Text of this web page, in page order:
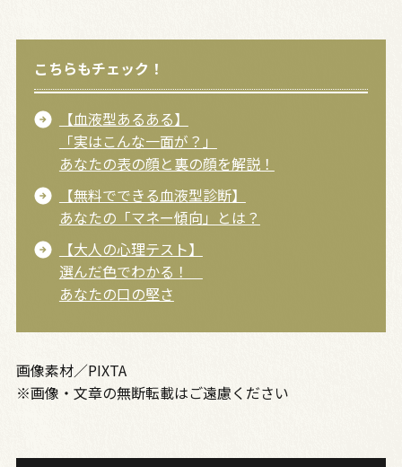
こちらもチェック！
【血液型あるある】
「実はこんな一面が？」
あなたの表の顔と裏の顔を解説！
【無料でできる血液型診断】
あなたの「マネー傾向」とは？
【大人の心理テスト】
選んだ色でわかる！
あなたの口の堅さ
画像素材／PIXTA
※画像・文章の無断転載はご遠慮ください